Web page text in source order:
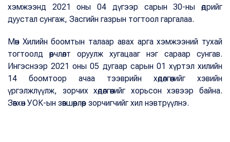
хэмжээнд 2021 оны 04 дүгээр сарын 30-ны өдрийг
дуустал сунгаж, Засгийн газрын тогтоол гаргалаа.
Мөн Хилийн боомтын талаар авах арга хэмжээний тухай
тогтоолд өөрчлөлт оруулж хугацааг нэг сараар сунгав.
Ингэснээр 2021 оны 05 дугаар сарын 01 хүртэл хилийн
14 боомтоор ачаа тээврийн хөдөлгөөнийг хэвийн
үргэлжлүүлж, зорчих хөдөлгөөнийг хорьсон хэвээр байна.
Зөвхөн УОК-ын зөвшөөрлөөр зорчигчийг хил нэвтрүүлнэ.